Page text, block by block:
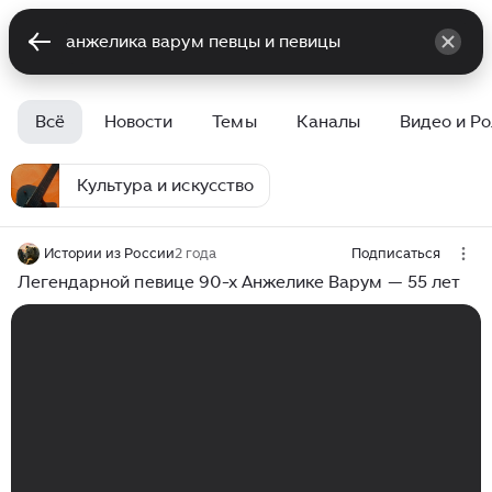
Всё Новости Темы Каналы Видео и
Культура и искусство
Истории из России2 года Подписаться
Легендарной певице 90-х Анжелике Варум — 55 лет